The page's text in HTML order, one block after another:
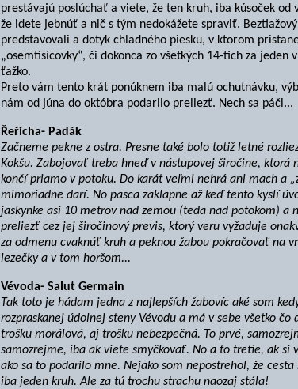
prestávajú poslúchať a viete, že ten kruh, iba kúsoček
že idete jebnúť a nič s tým nedokážete spraviť.
predstavovali a dotyk chladného piesku, v ktorom
„osemtisícovky“, či dokonca zo všetkých 14-tich za jeden
ťažko.
Preto vám tento krát ponúknem iba malú ochutnávku,
nám od júna do októbra podarilo preliezť. Nech sa páči...
Řeřicha- Padák
Začneme pekne z ostra. Presne také bolo totiž letné
Kokšu. Zabojovať treba hneď v nástupovej širočine, ktorá
končí priamo v potoku. Do karát veľmi nehrá ani mach a
mimoriadne darí. No pasca zaklapne až keď tento kyslí
jaskynke asi 10 metrov nad zemou (teda nad potokom) a
preliezť cez jej širočinový previs, ktorý veru vyžaduje
za odmenu cvaknúť kruh a peknou žabou pokračovať na
lezečky a v tom horšom...
Vévoda- Salut Germain
Tak toto je hádam jedna z najlepších žabovíc aké som
rozpraskanej údolnej steny Vévodu a má v sebe všetko
trošku morálová, aj trošku nebezpečná. To prvé,
samozrejme, iba ak viete smyčkovať. No a to tretie, ak si
ako sa to podarilo mne. Nejako som nepostrehol, že
iba jeden kruh. Ale za tú trochu strachu naozaj stála!